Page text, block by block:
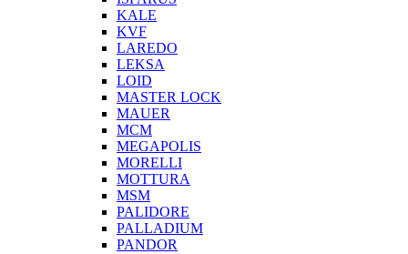
KALE
KVF
LAREDO
LEKSA
LOID
MASTER LOCK
MAUER
MCM
MEGAPOLIS
MORELLI
MOTTURA
MSM
PALIDORE
PALLADIUM
PANDOR